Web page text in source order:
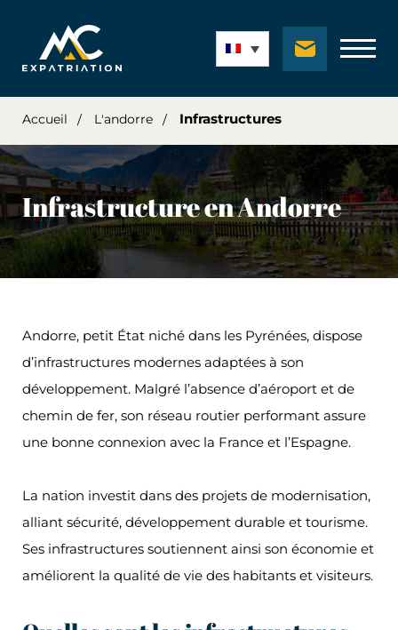
Accueil L'andorre Infrastructures
Infrastructure en Andorre
Andorre, petit État niché dans les Pyrénées, dispose
d’infrastructures modernes adaptées à son
développement. Malgré l’absence d’aéroport et de
chemin de fer, son réseau routier performant assure
une bonne connexion avec la France et l’Espagne.
La nation investit dans des projets de modernisation,
alliant sécurité, développement durable et tourisme.
Ses infrastructures soutiennent ainsi son économie et
améliorent la qualité de vie des habitants et visiteurs.